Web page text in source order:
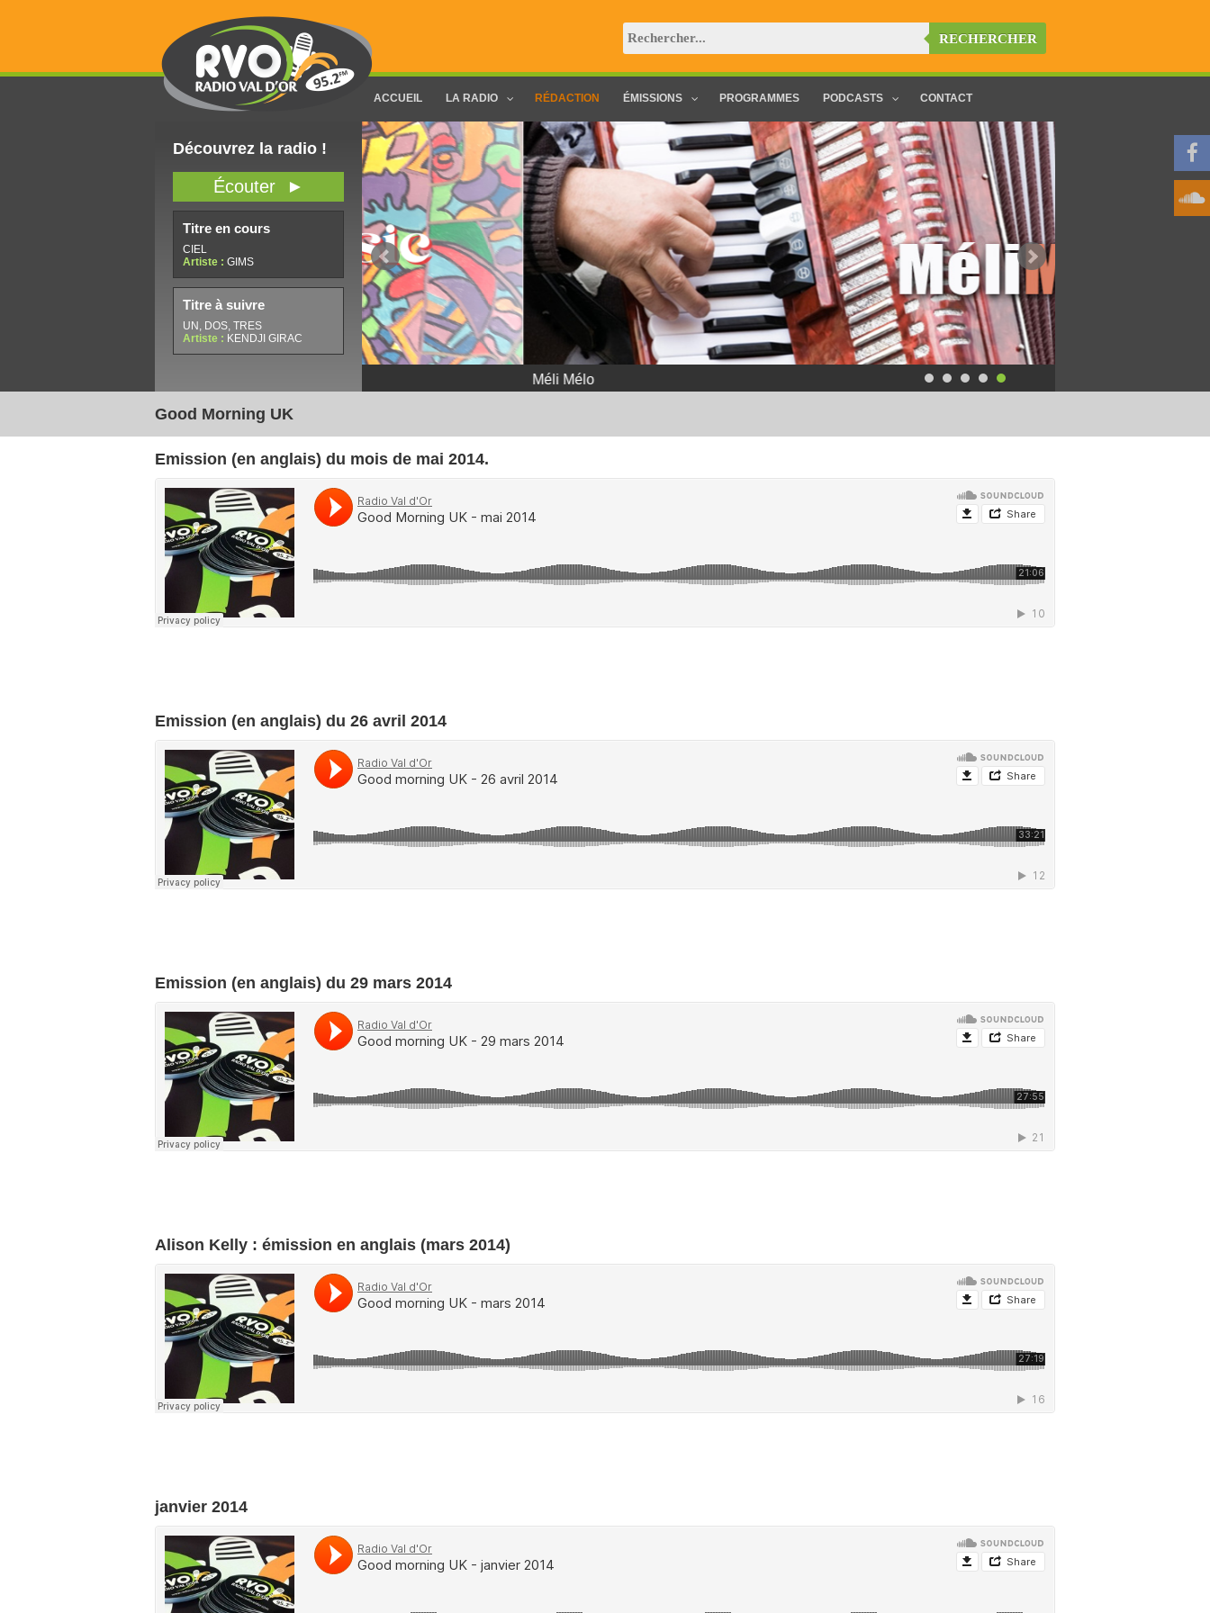
RECHERCHER
ACCUEIL LA RADIO RÉDACTION ÉMISSIONS PROGRAMMES PODCASTS CONTACT
Découvrez la radio !
Écouter ►
Titre en cours
CIEL
Artiste : GIMS
Titre à suivre
UN, DOS, TRES
Artiste : KENDJI GIRAC
Good Morning UK
Emission (en anglais) du mois de mai 2014.
Emission (en anglais) du 26 avril 2014
Emission (en anglais) du 29 mars 2014
Alison Kelly : émission en anglais (mars 2014)
janvier 2014